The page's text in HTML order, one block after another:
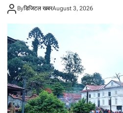
न
प्र
भा
व
का
य
म
,
भा
Byडिजिटल खबरAugust 3, 2026